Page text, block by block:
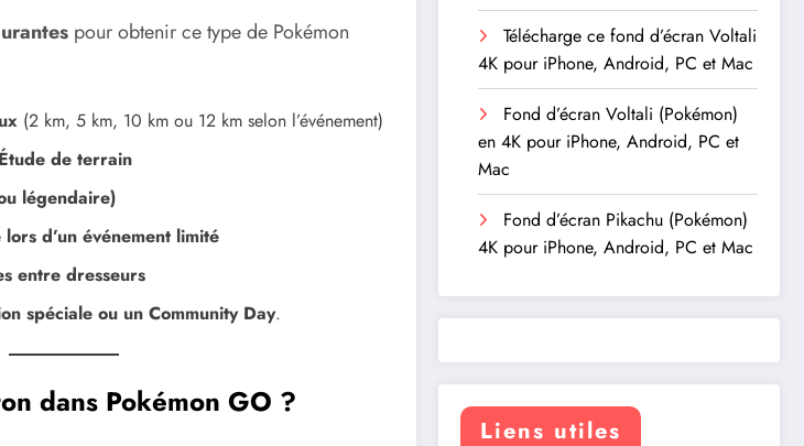
pour obtenir ce type de Pokémon
(2 km, 5 km, 10 km ou 12 km selon l’événement)
de terrain
légendaire)
d’un événement limité
entre dresseurs
spéciale ou un Community Day.
dans Pokémon GO ?
Télécharge ce fond d’écran Voltali
4K pour iPhone, Android, PC et Mac
Fond d’écran Voltali (Pokémon)
en 4K pour iPhone, Android, PC et
Mac
Fond d’écran Pikachu (Pokémon)
4K pour iPhone, Android, PC et Mac
Liens utiles